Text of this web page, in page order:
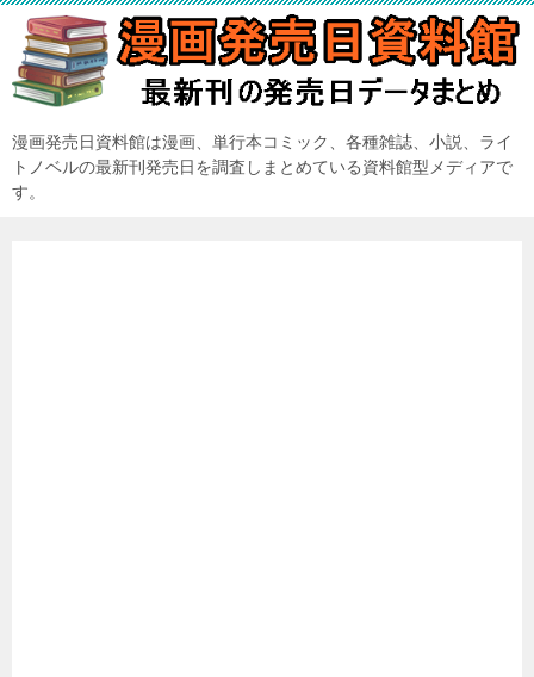
漫画発売日資料館は漫画、単行本コミック、各種雑誌、小説、ライ
トノベルの最新刊発売日を調査しまとめている資料館型メディアで
す。